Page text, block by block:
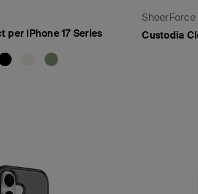
per iPhone 17 Series
SheerForce
Custodia